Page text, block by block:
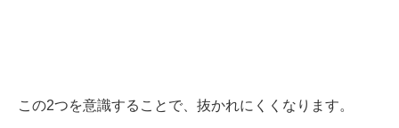
この2つを意識することで、抜かれにくくなります。